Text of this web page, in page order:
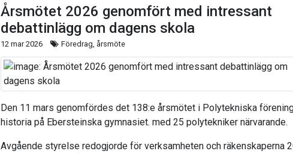
Årsmötet 2026 genomfört med intressant
debattinlägg om dagens skola
12 mar 2026 Föredrag, årsmöte
Den 11 mars genomfördes det 138:e årsmötet i Polytekniska
historia på Ebersteinska gymnasiet. med 25 polytekniker närvarande.
Avgående styrelse redogjorde för verksamheten och räkenskaperna